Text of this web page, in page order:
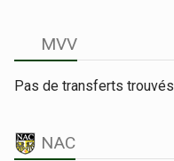
MVV
Pas de transferts trouvés
NAC